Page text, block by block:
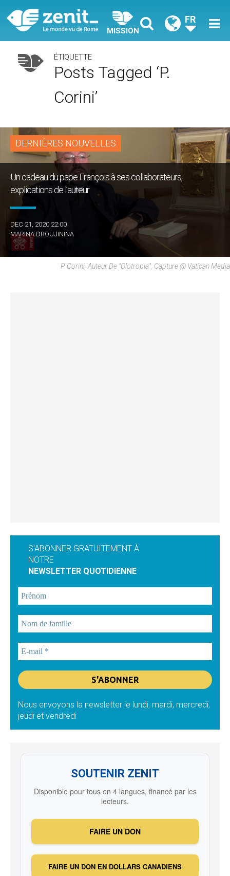
MISSION
FR
ÉTIQUETTE
Posts Tagged ‘p.
Corini’
DERNIÈRES NOUVELLES
Un cadeau du pape François à ses collaborateurs,
explications de l’auteur
DEC 21, 2020 22:00
MARINA DROUJININA
P. Corini, Auteur De "Olotropia", Capture @ Vatican Media
S'ABONNER GRATUITEMENT À
NOTRE
NEWSLETTER QUOTIDIENNE
Nous envoyons la newsletter le lundi, mardi, mercredi,
jeudi et vendredi
SOUTENIR ZENIT
Disponible pour tous en 4 langues, financé par les
lecteurs.
FAIRE UN DON
FAIRE UN DON EN DOLLARS CANADIENS